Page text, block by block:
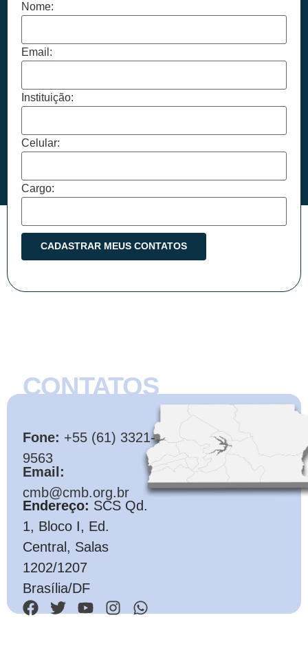
Nome:
Email:
Instituição:
Celular:
Cargo:
CONTATOS
Fone: +55 (61) 3321-
9563
Email:
cmb@cmb.org.br
Endereço: SCS Qd.
1, Bloco I, Ed.
Central, Salas
1202/1207
Brasília/DF